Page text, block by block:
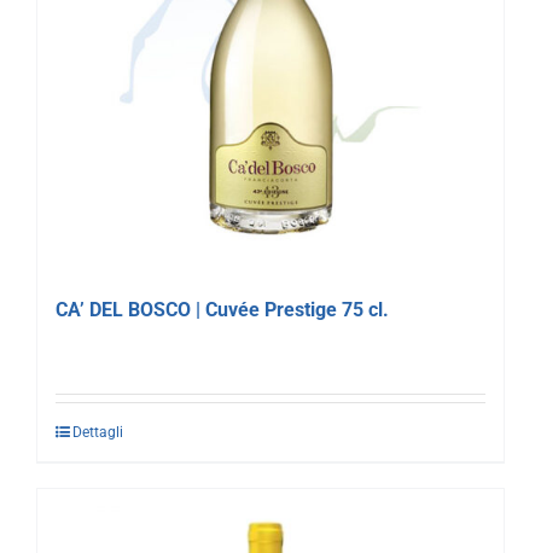
CA’ DEL BOSCO | Cuvée Prestige 75 cl.
Dettagli